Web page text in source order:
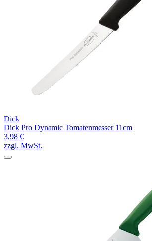
Dick
Dick Pro Dynamic Tomatenmesser 11cm
3,98 €
zzgl. MwSt.